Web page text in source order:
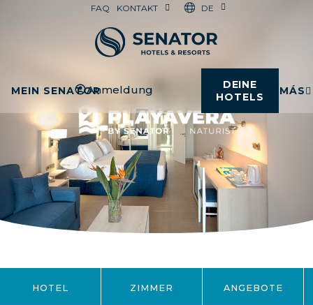
FAQ KONTAKT DE
MEIN SENATORAnmeldung
DEINE
HOTELS
MÁS
HOTEL ZIMMER ANGEBOTE